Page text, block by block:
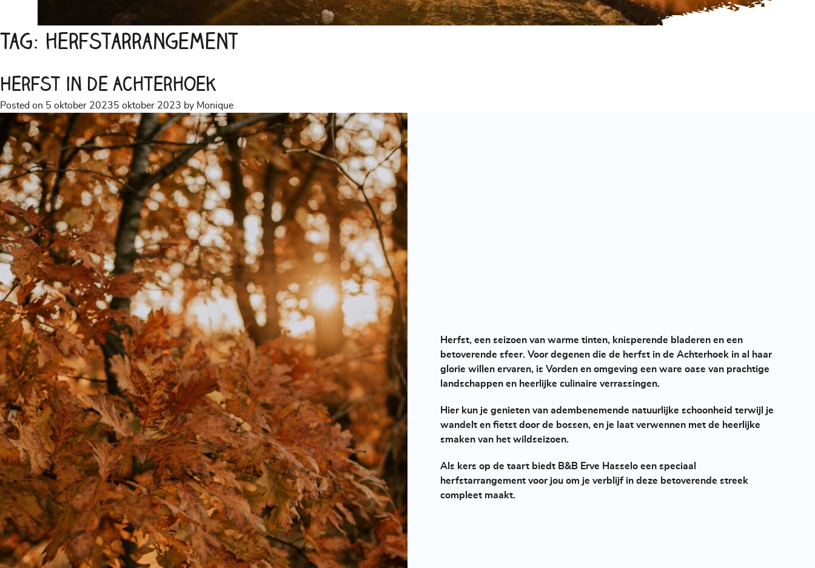
Tag: herfstarrangement
Herfst in de Achterhoek
Posted on 5 oktober 20235 oktober 2023 by Monique
Herfst, een seizoen van warme tinten, knisperende bladeren en een
betoverende sfeer. Voor degenen die de herfst in de Achterhoek in al haar
glorie willen ervaren, is Vorden en omgeving een ware oase van prachtige
landschappen en heerlijke culinaire verrassingen.
Hier kun je genieten van adembenemende natuurlijke schoonheid terwijl je
wandelt en fietst door de bossen, en je laat verwennen met de heerlijke
smaken van het wildseizoen.
Als kers op de taart biedt B&B Erve Hasselo een speciaal
herfstarrangementvoor jou om je verblijf in deze betoverende streek
compleet maakt.